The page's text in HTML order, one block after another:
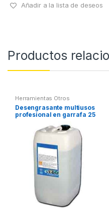
Añadir a la lista de deseos
Productos
Herramientas Otros
Desengrasante multiusos
profesional en garrafa 25